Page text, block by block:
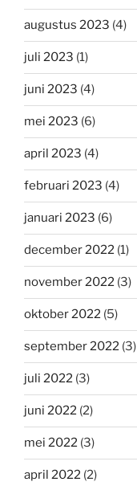
augustus 2023 (4)
juli 2023 (1)
juni 2023 (4)
mei 2023 (6)
april 2023 (4)
februari 2023 (4)
januari 2023 (6)
december 2022 (1)
november 2022 (3)
oktober 2022 (5)
september 2022 (3)
juli 2022 (3)
juni 2022 (2)
mei 2022 (3)
april 2022 (2)